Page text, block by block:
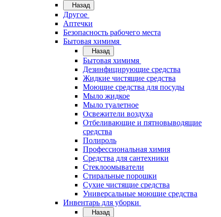
Назад
Другое
Аптечки
Безопасность рабочего места
Бытовая химимя
Назад
Бытовая химимя
Дезинфицирующие средства
Жидкие чистящие средства
Моющие средства для посуды
Мыло жидкое
Мыло туалетное
Освежители воздуха
Отбеливающие и пятновыводящие
средства
Полироль
Профессиональная химия
Средства для сантехники
Стеклоомыватели
Стиральные порошки
Сухие чистящие средства
Универсальные моющие средства
Инвентарь для уборки
Назад